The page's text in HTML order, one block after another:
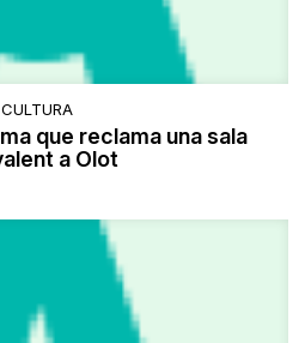
CULTURA
que reclama una sala
a Olot